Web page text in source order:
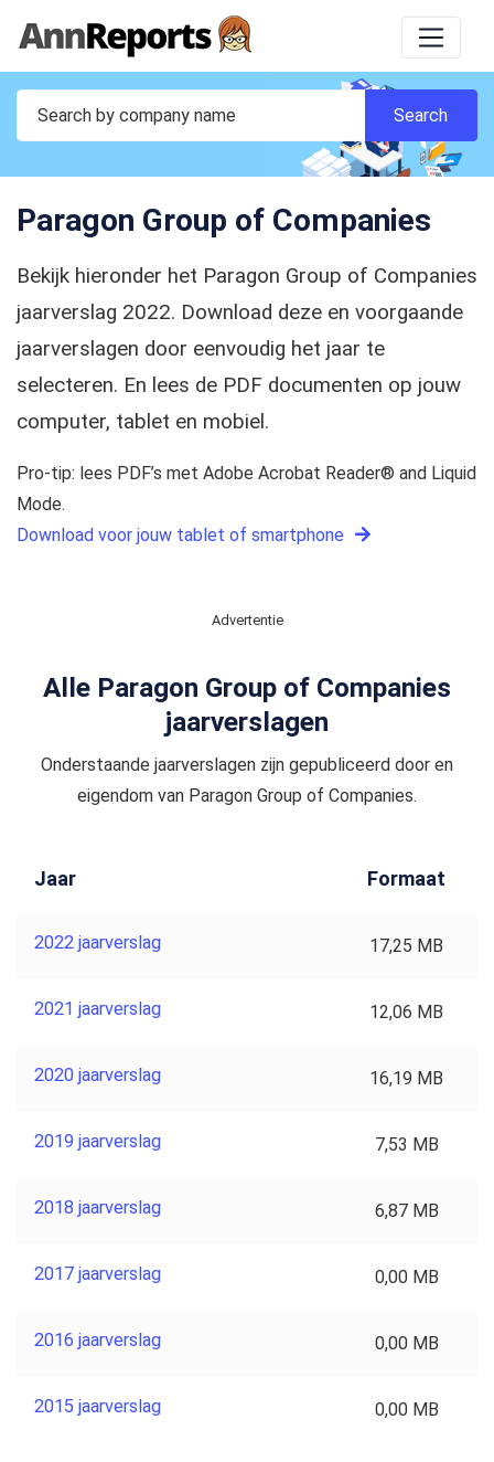
Paragon Group of Companies
Bekijk hieronder het Paragon Group of Companies
jaarverslag 2022. Download deze en voorgaande
jaarverslagen door eenvoudig het jaar te
selecteren. En lees de PDF documenten op jouw
computer, tablet en mobiel.
Pro-tip: lees PDF’s met Adobe Acrobat Reader® and Liquid
Mode.
Download voor jouw tablet of smartphone
Advertentie
Alle Paragon Group of Companies
jaarverslagen
Onderstaande jaarverslagen zijn gepubliceerd door en
eigendom van Paragon Group of Companies.
Jaar Formaat
2022 jaarverslag 17,25 MB
2021 jaarverslag 12,06 MB
2020 jaarverslag 16,19 MB
2019 jaarverslag 7,53 MB
2018 jaarverslag 6,87 MB
2017 jaarverslag 0,00 MB
2016 jaarverslag 0,00 MB
2015 jaarverslag 0,00 MB